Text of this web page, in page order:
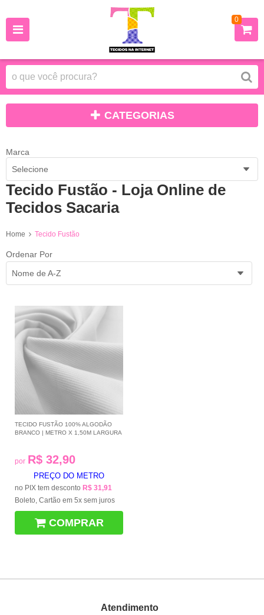
0
CATEGORIAS
Marca
Selecione
Tecido Fustão - Loja Online de
Tecidos Sacaria
Home Tecido Fustão
Ordenar Por
Nome de A-Z
TECIDO FUSTÃO 100% ALGODÃO
BRANCO | METRO X 1,50M LARGURA
por R$ 32,90
PREÇO DO METRO
no PIX tem desconto R$ 31,91
Boleto, Cartão em 5x sem juros
COMPRAR
Atendimento